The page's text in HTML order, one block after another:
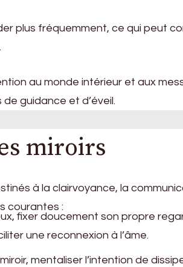
plus fréquemment, ce qui peut
au monde intérieur et aux
guidance et d’éveil.
miroirs
à la clairvoyance, la
courantes :
fixer doucement son propre
une reconnexion à l’âme.
mentaliser l’intention de